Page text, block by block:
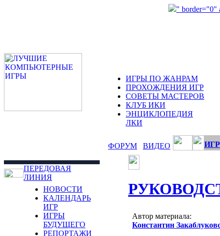
" border="0"
ИГРЫ ПО ЖАНРАМ
ПРОХОЖДЕНИЯ ИГР
СОВЕТЫ МАСТЕРОВ
КЛУБ ИКИ
ЭНЦИКЛОПЕДИЯ
ЛКИ
ФОРУМ ВИДЕО
ПЕРЕДОВАЯ
ЛИНИЯ
НОВОСТИ
КАЛЕНДАРЬ
ИГР
ИГРЫ
БУДУЩЕГО
РЕПОРТАЖИ
Автор материала:
Константин